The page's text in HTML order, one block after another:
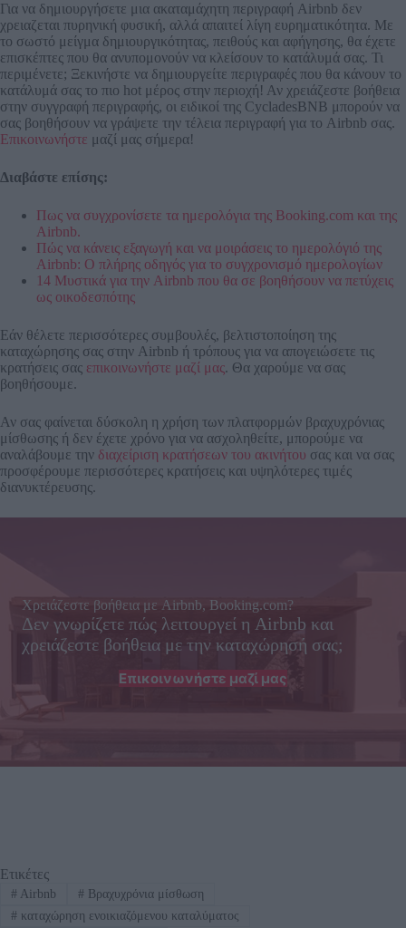
Για να δημιουργήσετε μια ακαταμάχητη περιγραφή Airbnb δεν
χρειαζεται πυρηνική φυσική, αλλά απαιτεί λίγη ευρηματικότητα. Με
το σωστό μείγμα δημιουργικότητας, πειθούς και αφήγησης, θα έχετε
επισκέπτες που θα ανυπομονούν να κλείσουν το κατάλυμά σας. Τι
περιμένετε; Ξεκινήστε να δημιουργείτε περιγραφές που θα κάνουν το
κατάλυμά σας το πιο hot μέρος στην περιοχή! Αν χρειάζεστε βοήθεια
στην συγγραφή περιγραφής, οι ειδικοί της CycladesBNB μπορούν να
σας βοηθήσουν να γράψετε την τέλεια περιγραφή για το Airbnb σας.
Επικοινωνήστε μαζί μας σήμερα!
Διαβάστε επίσης:
Πως να συγχρονίσετε τα ημερολόγια της Booking.com και της
Airbnb.
Πώς να κάνεις εξαγωγή και να μοιράσεις το ημερολόγιό της
Airbnb: Ο πλήρης οδηγός για το συγχρονισμό ημερολογίων
14 Μυστικά για την Airbnb που θα σε βοηθήσουν να πετύχεις
ως οικοδεσπότης
Εάν θέλετε περισσότερες συμβουλές, βελτιστοποίηση της
καταχώρησης σας στην Airbnb ή τρόπους για να απογειώσετε τις
κρατήσεις σας επικοινωνήστε μαζί μας. Θα χαρούμε να σας
βοηθήσουμε.
Αν σας φαίνεται δύσκολη η χρήση των πλατφορμών βραχυχρόνιας
μίσθωσης ή δεν έχετε χρόνο για να ασχοληθείτε, μπορούμε να
αναλάβουμε την διαχείριση κρατήσεων του ακινήτου σας και να σας
προσφέρουμε περισσότερες κρατήσεις και υψηλότερες τιμές
διανυκτέρευσης.
Χρειάζεστε βοήθεια με Airbnb, Booking.com?
Δεν γνωρίζετε πώς λειτουργεί η Airbnb και
χρειάζεστε βοήθεια με την καταχώρησή σας;
Επικοινωνήστε μαζί μας
Ετικέτες
# Airbnb # Βραχυχρόνια μίσθωση
# καταχώρηση ενοικιαζόμενου καταλύματος